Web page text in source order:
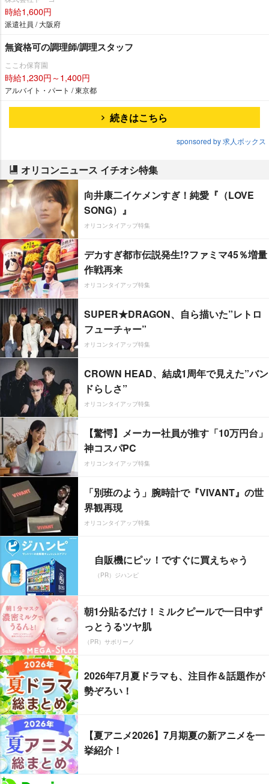
時給1,600円
派遣社員 / 大阪府
無資格可の調理師/調理スタッフ
ここわ保育園
時給1,230円～1,400円
アルバイト・パート / 東京都
続きはこちら
sponsored by 求人ボックス
オリコンニュース イチオシ特集
向井康二イケメンすぎ！純愛『（LOVE
SONG）』
オリコンタイアップ特集
デカすぎ都市伝説発生!?ファミマ45％増量
作戦再来
オリコンタイアップ特集
SUPER★DRAGON、自ら描いた”レトロ
フューチャー”
オリコンタイアップ特集
CROWN HEAD、結成1周年で見えた”バン
ドらしさ”
オリコンタイアップ特集
【驚愕】メーカー社員が推す「10万円台」
神コスパPC
オリコンタイアップ特集
「別班のよう」腕時計で『VIVANT』の世
界観再現
オリコンタイアップ特集
自販機にピッ！ですぐに買えちゃう
（PR）ジハンピ
朝1分貼るだけ！ミルクピールで一日中ず
っとうるツヤ肌
（PR）サボリーノ
2026年7月夏ドラマも、注目作＆話題作が
勢ぞろい！
【夏アニメ2026】7月期夏の新アニメを一
挙紹介！